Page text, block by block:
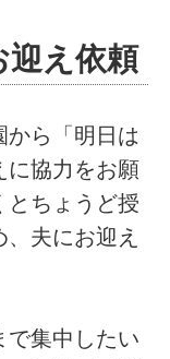
迎え依頼
から「明日は
に協力をお願
とちょうど授
夫にお迎え
で集中したい